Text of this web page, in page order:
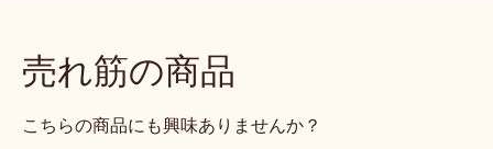
売れ筋の商品
こちらの商品にも興味ありませんか？